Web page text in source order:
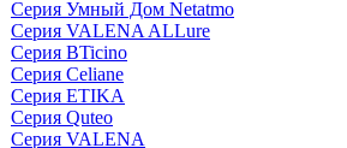
Серия Умный Дом Netatmo
Серия VALENA ALLure
Серия BTicino
Серия Celiane
Серия ETIKA
Серия Quteo
Серия VALENA